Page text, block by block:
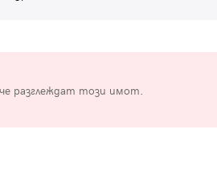
разглеждат този имот.